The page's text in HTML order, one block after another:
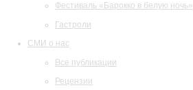
Фестиваль «Барокко в белую ночь»
Гастроли
СМИ о нас
Все публикации
Рецензии